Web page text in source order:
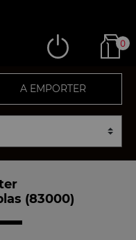
0
A EMPORTER
(83000)